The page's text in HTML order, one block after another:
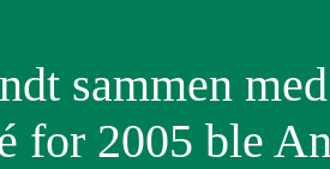
sammen
for 2005 ble